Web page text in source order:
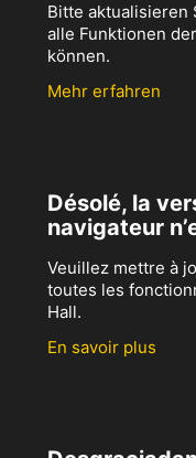
Bitte aktualisieren
alle Funktionen
können.
Mehr erfahren
Désolé, la
navigateur
Veuillez mettre à
toutes les
Hall.
En savoir plus